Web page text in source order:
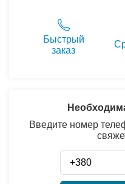
Быстрый
заказ
Введите номер